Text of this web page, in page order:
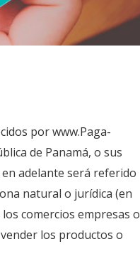
por www.Paga-
de Panamá, o sus
adelante será referido
natural o jurídica (en
comercios empresas o
los productos o